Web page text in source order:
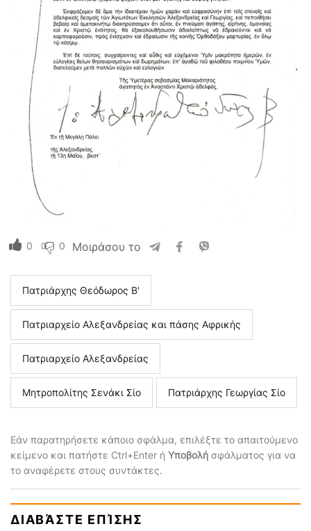
0 0 Μοιράσου το
Πατριάρχης Θεόδωρος Β'
Πατριαρχείο Αλεξανδρείας και πάσης Αφρικής
Πατριαρχείο Αλεξανδρείας
Μητροπολίτης Σενάκι Σίο Πατριάρχης Γεωργίας Σίο
Εάν παρατηρήσετε κάποιο σφάλμα, επιλέξτε το απαιτούμενο
κείμενο και πατήστε Ctrl+Enter ή Υποβολή σφάλματος για να
το αναφέρετε στους συντάκτες.
ΔΙΑΒΆΣΤΕ ΕΠΊΣΗΣ